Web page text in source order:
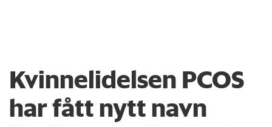
Kvinnelidelsen PCOS
har fått nytt navn